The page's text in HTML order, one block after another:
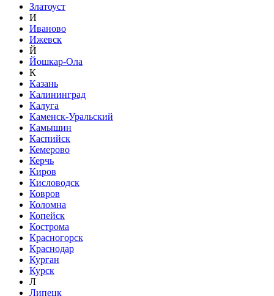
Златоуст
И
Иваново
Ижевск
Й
Йошкар-Ола
К
Казань
Калининград
Калуга
Каменск-Уральский
Камышин
Каспийск
Кемерово
Керчь
Киров
Кисловодск
Ковров
Коломна
Копейск
Кострома
Красногорск
Краснодар
Курган
Курск
Л
Липецк